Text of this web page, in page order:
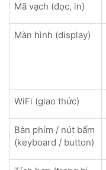
Mã vạch (đọc, in)
Màn hình (display)
WiFi (giao thức)
Bàn phím / nút bấm
(keyboard / button)